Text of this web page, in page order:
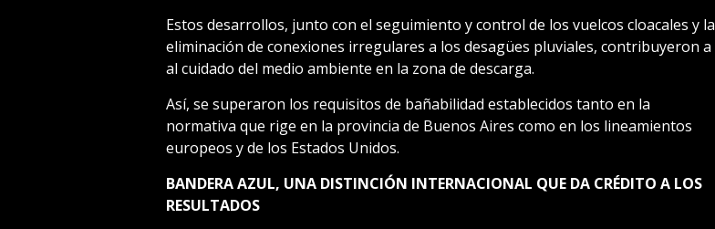
Estos desarrollos, junto con el seguimiento y control de los vuelcos cloacales y la
eliminación de conexiones irregulares a los desagües pluviales, contribuyeron a
al cuidado del medio ambiente en la zona de descarga.
Así, se superaron los requisitos de bañabilidad establecidos tanto en la
normativa que rige en la provincia de Buenos Aires como en los lineamientos
europeos y de los Estados Unidos.
BANDERA AZUL, UNA DISTINCIÓN INTERNACIONAL QUE DA CRÉDITO A LOS
RESULTADOS